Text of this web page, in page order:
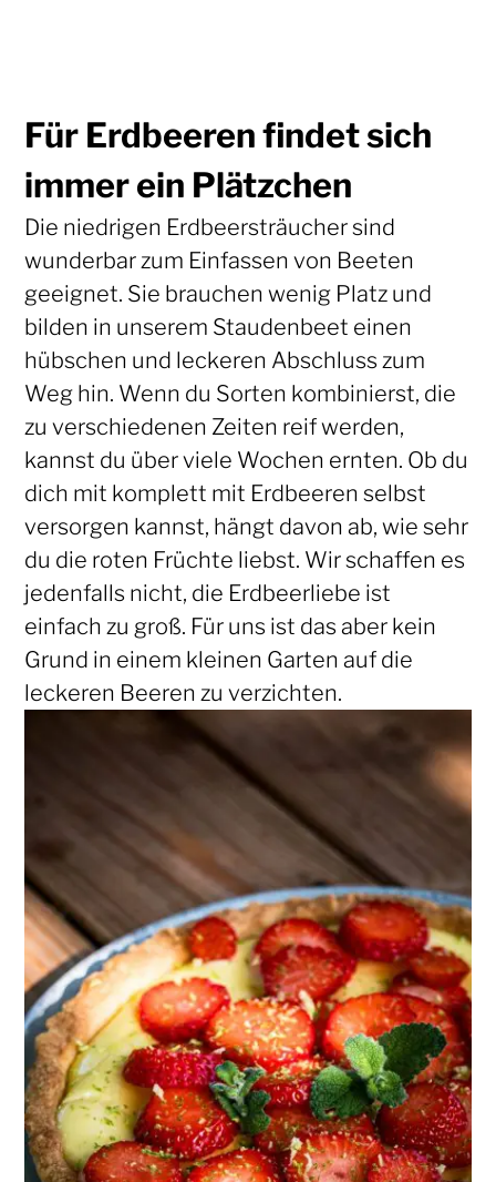
Für Erdbeeren findet sich
immer ein Plätzchen
Die niedrigen Erdbeersträucher sind
wunderbar zum Einfassen von Beeten
geeignet. Sie brauchen wenig Platz und
bilden in unserem Staudenbeet einen
hübschen und leckeren Abschluss zum
Weg hin. Wenn du Sorten kombinierst, die
zu verschiedenen Zeiten reif werden,
kannst du über viele Wochen ernten. Ob du
dich mit komplett mit Erdbeeren selbst
versorgen kannst, hängt davon ab, wie sehr
du die roten Früchte liebst. Wir schaffen es
jedenfalls nicht, die Erdbeerliebe ist
einfach zu groß. Für uns ist das aber kein
Grund in einem kleinen Garten auf die
leckeren Beeren zu verzichten.